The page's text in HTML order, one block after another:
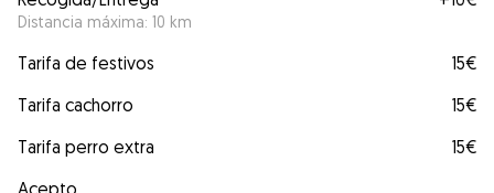
Distancia máxima: 10 km
Tarifa de festivos
15€
Tarifa cachorro
15€
Tarifa perro extra
15€